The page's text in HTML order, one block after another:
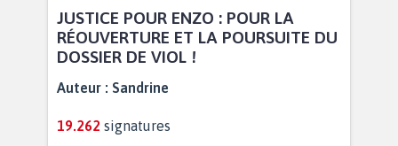
JUSTICE POUR ENZO : POUR LA
RÉOUVERTURE ET LA POURSUITE DU
DOSSIER DE VIOL !
Auteur : Sandrine
19.262 signatures